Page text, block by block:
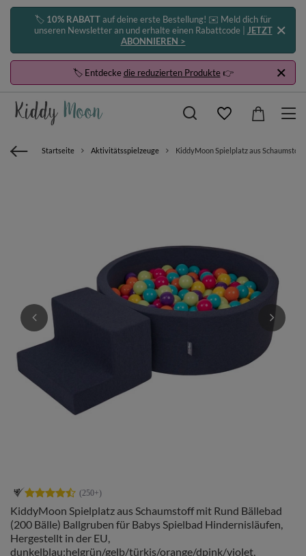
🏷️ 10% RABATTauf deine erste Bestellung! ✉️ Meld dich für
unseren Newsletter an und erhalte einen Rabattcode | JETZT
ABONNIEREN >
🏷️ Entdeckedie reduzierten Produkte👉
Startseite Aktivitätsspielzeuge KiddyMoon Spielplatz aus
KiddyMoon Spielplatz aus Schaumstoff mit Rund Bällebad
(200 Bälle) Ballgruben für Babys Spielbad Hindernisläufen,
Hergestellt in der EU,
dunkelblau:helgrün/gelb/türkis/orange/dpink/violet,